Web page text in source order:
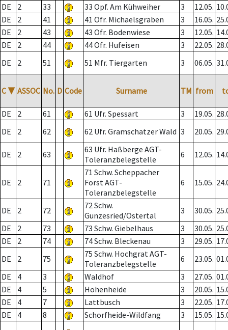
DE
2 33 33 Opf. Am Kühweiher 3 12.05.
DE
2 41 41 Ofr. Michaelsgraben 3 16.05.
DE
2 43 43 Ofr. Bodenwiese 3 12.05.
DE
2 44 44 Ofr. Hufeisen 3 22.05.
DE
2 51 51 Mfr. Tiergarten 3 06.05.
C ▼ ASSOC No. D Code Surname TM from
DE 2 61 61 Ufr. Spessart 3 19.05.
DE
2 62 62 Ufr. Gramschatzer Wald 3 20.05.
DE 2 63
63 Ufr. Haßberge AGT-
Toleranzbelegstelle
6 12.05.
DE 2 71
71 Schw. Scheppacher
Forst AGT-
Toleranzbelegstelle
6 15.05.
DE 2 72
72 Schw.
Gunzesried/Ostertal
3 30.05.
DE
2 73 73 Schw. Giebelhaus 3 30.05.
DE
2 74 74 Schw. Bleckenau 3 29.05.
DE
2 75
75 Schw. Hochgrat AGT-
Toleranzbelegstelle
6 23.05.
DE
4 3 Waldhof 3 27.05.
DE
4 5 Hohenheide 3 20.05.
DE
4 7 Lattbusch 3 22.05.
DE
4 8 Schorfheide-Wildfang 3 15.05.